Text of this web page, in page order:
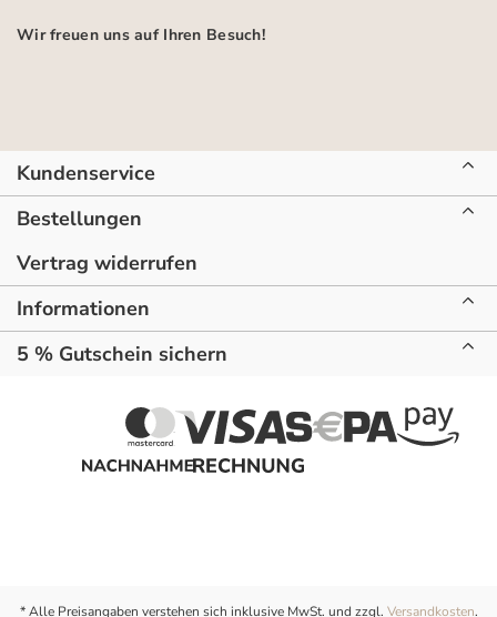
Wir freuen uns auf Ihren Besuch!
Kundenservice
Bestellungen
Vertrag widerrufen
Informationen
5 % Gutschein sichern
* Alle Preisangaben verstehen sich inklusive MwSt. und zzgl. Versandkosten.